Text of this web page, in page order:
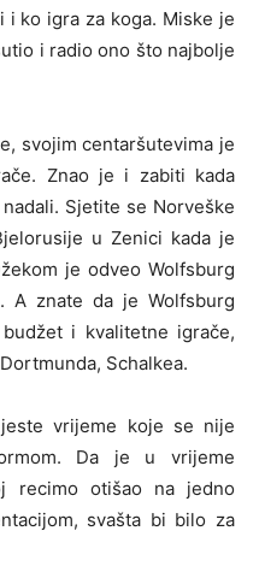
i ko igra za koga. Miske je
i radio ono što najbolje
svojim centaršutevima je
Znao je i zabiti kada
Sjetite se Norveške
u Zenici kada je
je odveo Wolfsburg
A znate da je Wolfsburg
i kvalitetne igrače,
Schalkea.
vrijeme koje se nije
Da je u vrijeme
recimo otišao na jedno
svašta bi bilo za